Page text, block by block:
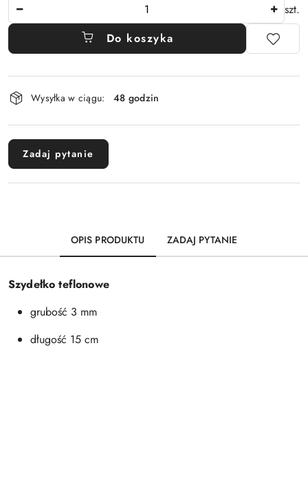
szt.
Do koszyka
Dostępność
i
dostawa
Wysyłka w ciągu: 48 godzin
Zadaj pytanie
OPIS PRODUKTU ZADAJ PYTANIE
Szydełko teflonowe
grubość 3 mm
długość 15 cm